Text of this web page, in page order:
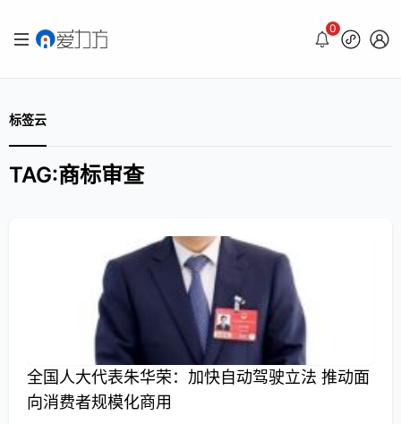
0
标签云
TAG:商标审查
全国人大代表朱华荣：加快自动驾驶立法 推动面
向消费者规模化商用